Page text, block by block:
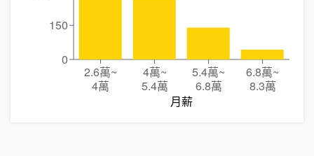
2.6萬~
4萬
4萬~
5.4萬
5.4萬~
6.8萬
6.8萬~
8.3萬
月薪
0
150